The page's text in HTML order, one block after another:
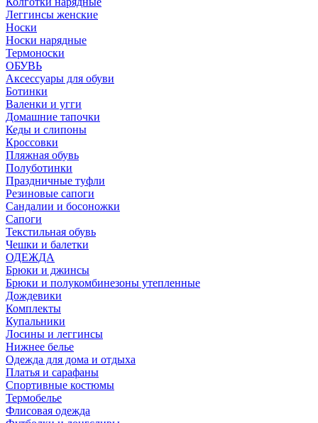
Леггинсы женские
Носки
Носки нарядные
Термоноски
ОБУВЬ
Аксессуары для обуви
Ботинки
Валенки и угги
Домашние тапочки
Кеды и слипоны
Кроссовки
Пляжная обувь
Полуботинки
Праздничные туфли
Резиновые сапоги
Сандалии и босоножки
Сапоги
Текстильная обувь
Чешки и балетки
ОДЕЖДА
Брюки и джинсы
Брюки и полукомбинезоны утепленные
Дождевики
Комплекты
Купальники
Лосины и леггинсы
Нижнее белье
Одежда для дома и отдыха
Платья и сарафаны
Спортивные костюмы
Термобелье
Флисовая одежда